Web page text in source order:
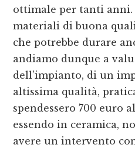
ottimale per tanti anni.
materiali di buona
che potrebbe durare
andiamo dunque a
dell’impianto, di un
altissima qualità,
spendessero 700 euro
essendo in ceramica,
avere un intervento